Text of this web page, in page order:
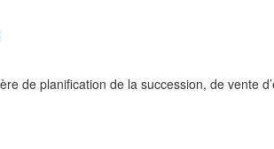
de planification de la succession, de vente